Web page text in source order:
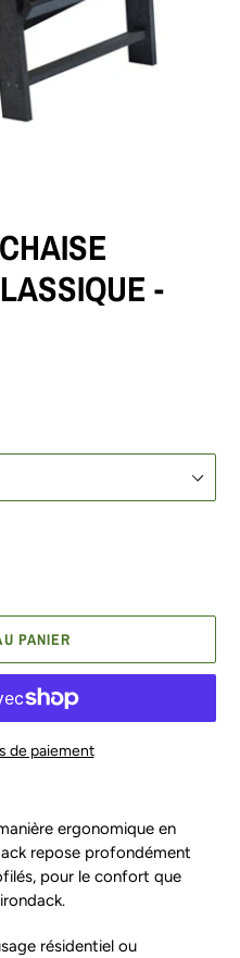
-
PANIER
de paiement
ergonomique en
repose profondément
pour le confort que
résidentiel ou